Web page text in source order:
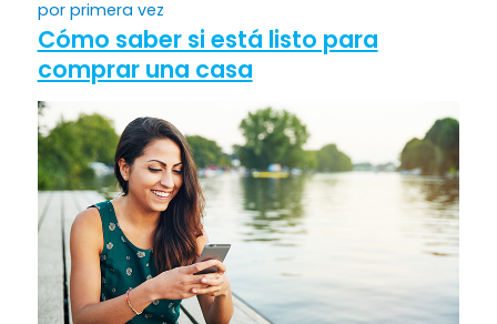
por primera vez
Cómo saber si está listo para
comprar una casa